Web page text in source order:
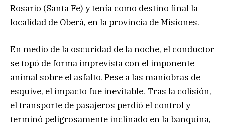
Rosario (Santa Fe) y tenía como destino final la
localidad de Oberá, en la provincia de Misiones.
En medio de la oscuridad de la noche, el conductor
se topó de forma imprevista con el imponente
animal sobre el asfalto. Pese a las maniobras de
esquive, el impacto fue inevitable. Tras la colisión,
el transporte de pasajeros perdió el control y
terminó peligrosamente inclinado en la banquina,